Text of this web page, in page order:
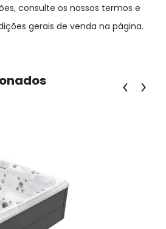
consulte os nossos termos e
gerais de venda na página.